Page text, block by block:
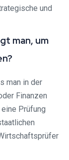
und
man, um
man in der
Finanzen
Prüfung